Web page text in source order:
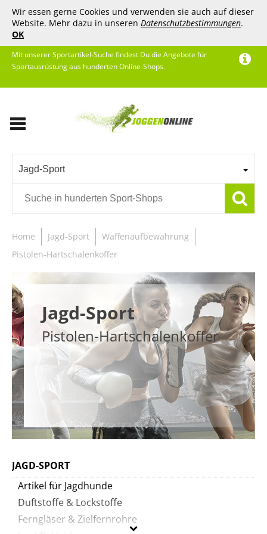
Wir essen gerne Cookies und verwenden sie auch auf dieser
Website. Mehr dazu in unseren Datenschutzbestimmungen.
OK
Mit unserer Sportartikel-Suche findest Du die Angebote für
Sportausrüstung aus hunderten Online-Shops.
Jagd-Sport
Home Jagd-Sport
Waffenaufbewahrung
Pistolen-Hartschalenkoffer
Jagd-Sport
Pistolen-Hartschalenkoffer
JAGD-SPORT
Artikel für Jagdhunde
Duftstoffe & Lockstoffe
Ferngläser & Zielfernrohre